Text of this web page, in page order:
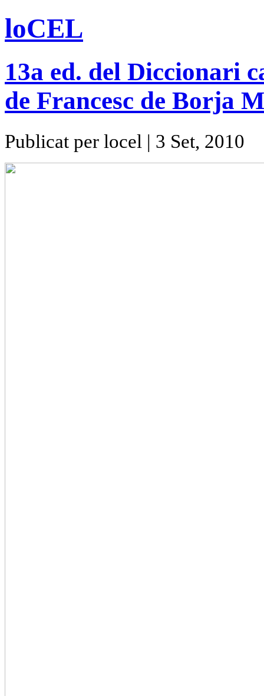
loCEL
13a ed. del Diccionari
de Francesc de Borja
Publicat per locel | 3 Set, 2010